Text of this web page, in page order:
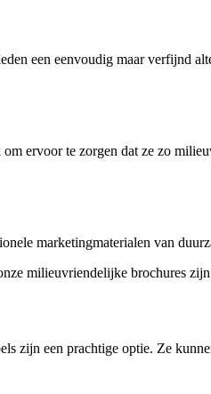
een eenvoudig maar verfijnd
ervoor te zorgen dat ze zo
marketingmaterialen van
milieuvriendelijke brochures
zijn een prachtige optie. Ze